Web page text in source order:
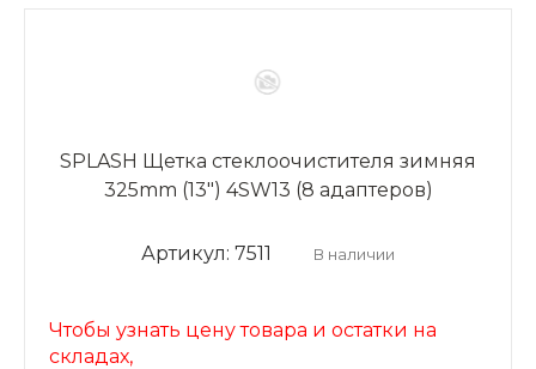
SPLASH Щетка стеклоочистителя зимняя
325mm (13") 4SW13 (8 адаптеров)
Артикул: 7511 В наличии
Чтобы узнать цену товара и остатки на
складах,